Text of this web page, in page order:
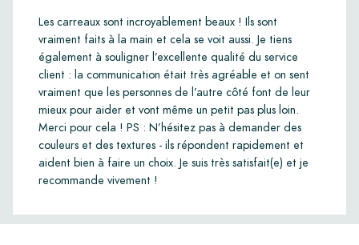
Les carreaux sont incroyablement beaux ! Ils sont
vraiment faits à la main et cela se voit aussi. Je tiens
également à souligner l’excellente qualité du service
client : la communication était très agréable et on sent
vraiment que les personnes de l’autre côté font de leur
mieux pour aider et vont même un petit pas plus loin.
Merci pour cela ! PS : N’hésitez pas à demander des
couleurs et des textures - ils répondent rapidement et
aident bien à faire un choix. Je suis très satisfait(e) et je
recommande vivement !